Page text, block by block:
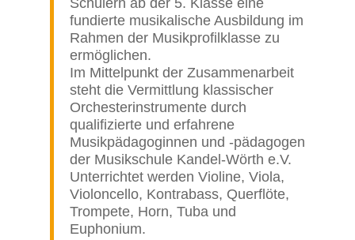
fundierte musikalische Ausbildung im
Rahmen der Musikprofilklasse zu
ermöglichen.
Im Mittelpunkt der Zusammenarbeit
steht die Vermittlung klassischer
Orchesterinstrumente durch
qualifizierte und erfahrene
Musikpädagoginnen und -pädagogen
der Musikschule Kandel-Wörth e.V.
Unterrichtet werden Violine, Viola,
Violoncello, Kontrabass, Querflöte,
Trompete, Horn, Tuba und
Euphonium.